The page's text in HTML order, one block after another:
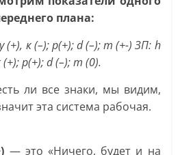
плана:
(+), к (–); р(+); d (–); m (+-) ЗП: h
(+); р(+); d (–); m (0).
ли все знаки, мы видим,
эта система рабочая.
— это «Ничего, будет и на